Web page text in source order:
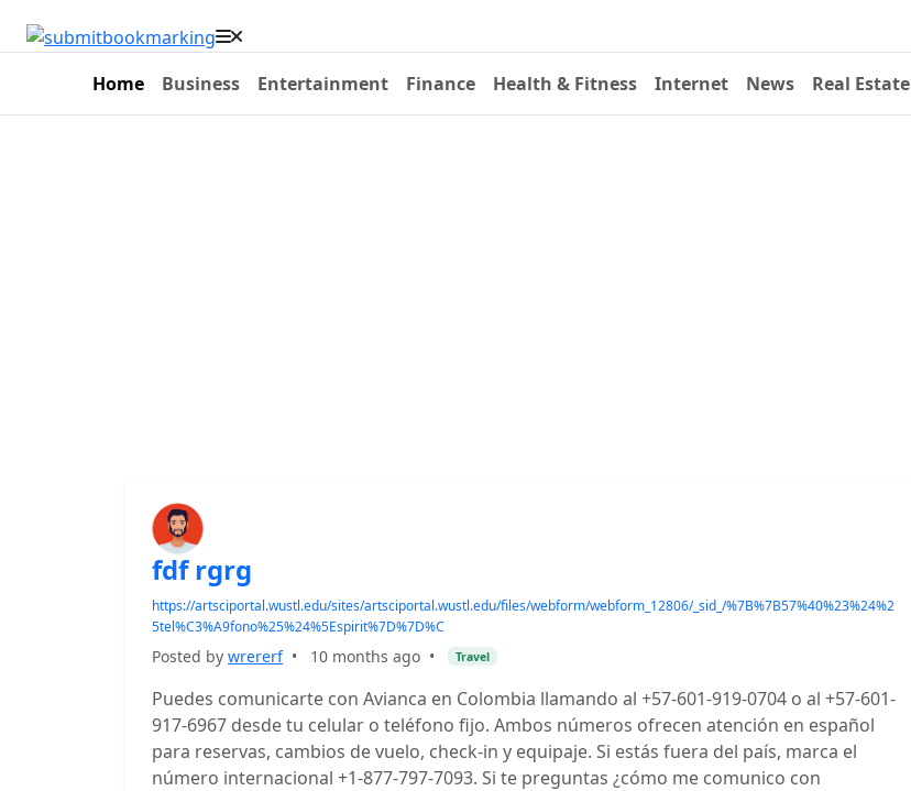
Home Business Entertainment Finance Health & Fitness Internet News Real Estate
fdf rgrg
https://artsciportal.wustl.edu/sites/artsciportal.wustl.edu/files/webform/webform_12806/_sid_/%7B%7B57%40%23%24%2
5tel%C3%A9fono%25%24%5Espirit%7D%7D%C
Posted by wrererf• 10 months ago • Travel
Puedes comunicarte con Avianca en Colombia llamando al +57-601-919-0704 o al +57-601-
917-6967 desde tu celular o teléfono fijo. Ambos números ofrecen atención en español
para reservas, cambios de vuelo, check-in y equipaje. Si estás fuera del país, marca el
número internacional +1-877-797-7093. Si te preguntas ¿cómo me comunico con